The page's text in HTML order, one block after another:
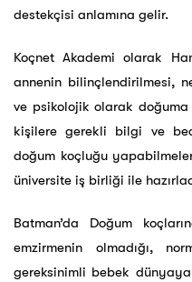
destekçisi anlamına gelir.
Koçnet Akademi olarak
annenin bilinçlendirilmesi,
ve psikolojik olarak doğuma
kişilere gerekli bilgi ve
doğum koçluğu
üniversite iş birliği ile
Batman’da Doğum
emzirmenin olmadığı,
gereksinimli bebek